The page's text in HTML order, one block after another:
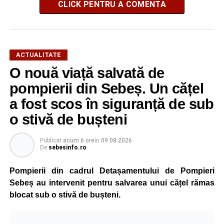
CLICK PENTRU A COMENTA
ACTUALITATE
O nouă viață salvată de
pompierii din Sebeș. Un cățel
a fost scos în siguranță de sub
o stivă de bușteni
Publicat acum 6 oreîn 09.08.2026
De sebesinfo.ro
Pompierii din cadrul Detașamentului de Pompieri
Sebeș au intervenit pentru salvarea unui cățel rămas
blocat sub o stivă de bușteni.